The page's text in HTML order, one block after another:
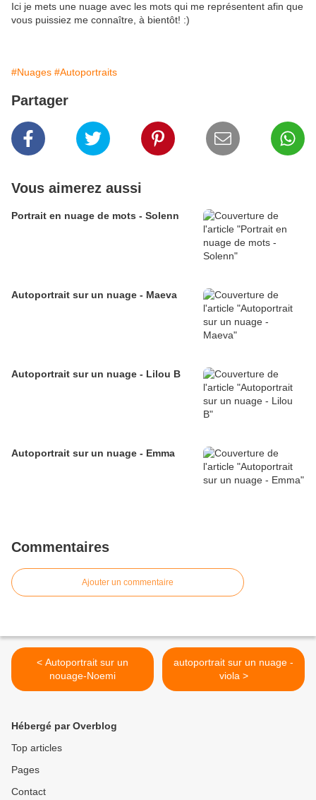
Ici je mets une nuage avec les mots qui me représentent afin que
vous puissiez me connaître, à bientôt! :)
#Nuages #Autoportraits
Partager
Vous aimerez aussi
Portrait en nuage de mots - Solenn
Autoportrait sur un nuage - Maeva
Autoportrait sur un nuage - Lilou B
Autoportrait sur un nuage - Emma
Commentaires
Ajouter un commentaire
< Autoportrait sur un
nouage-Noemi
autoportrait sur un nuage -
viola >
Hébergé par Overblog
Top articles
Pages
Contact